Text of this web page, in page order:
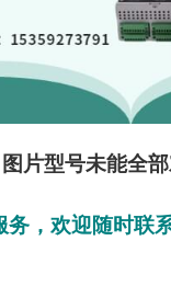
片型号未能全
，欢迎随时联